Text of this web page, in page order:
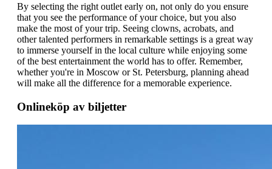
By selecting the right outlet early on, not only do you ensure
that you see the performance of your choice, but you also
make the most of your trip. Seeing clowns, acrobats, and
other talented performers in remarkable settings is a great way
to immerse yourself in the local culture while enjoying some
of the best entertainment the world has to offer. Remember,
whether you're in Moscow or St. Petersburg, planning ahead
will make all the difference for a memorable experience.
Onlineköp av biljetter